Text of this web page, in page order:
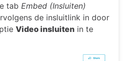
tab Embed (Insluiten)
de insluitlink in door
Video insluiten in te